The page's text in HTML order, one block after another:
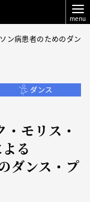
menu
ン病患者のためのダン
モリス・
る
ダンス・プ